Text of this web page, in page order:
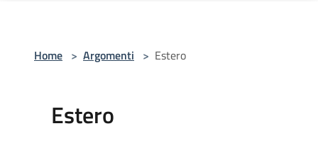
Home > Argomenti > Estero
Estero